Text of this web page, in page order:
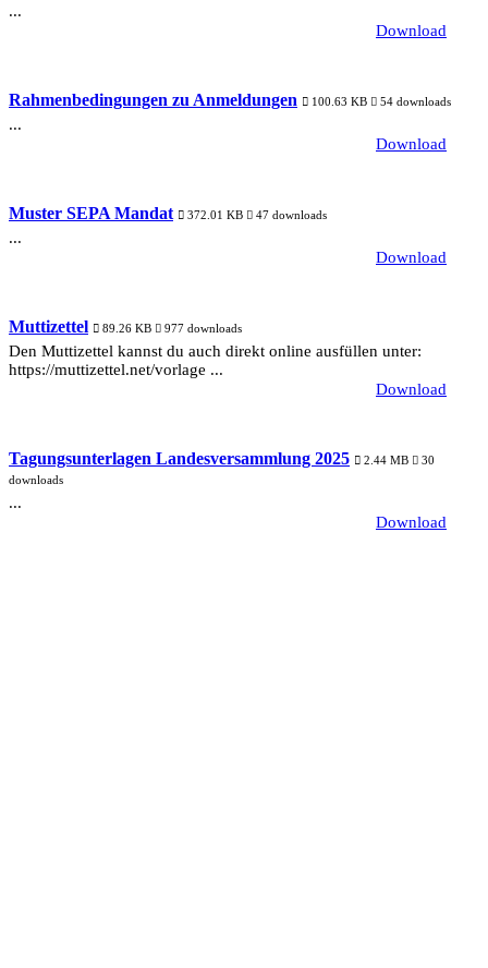
...
Download
Rahmenbedingungen zu Anmeldungen 100.63 KB 54 downloads
...
Download
Muster SEPA Mandat 372.01 KB 47 downloads
...
Download
Muttizettel 89.26 KB 977 downloads
Den Muttizettel kannst du auch direkt online ausfüllen unter:
https://muttizettel.net/vorlage ...
Download
Tagungsunterlagen Landesversammlung 2025 2.44 MB
30
downloads
...
Download